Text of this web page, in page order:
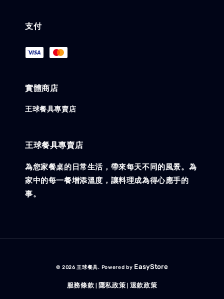
支付
實體商店
王球餐具專賣店
王球餐具專賣店
為您家餐桌的日常生活，帶來每天不同的風景。為
家中的每一餐增添溫度，讓料理成為得心應手的
事。
© 2026 王球餐具. Powered by EasyStore
服務條款 隱私政策 退款政策